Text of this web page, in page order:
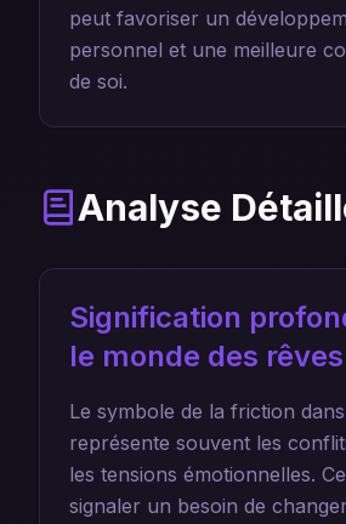
peut favoriser un
personnel et une meilleure
de soi.
Analyse
Signification
le monde des rêves
Le symbole de la friction
représente souvent les
les tensions émotionnelles.
signaler un besoin de